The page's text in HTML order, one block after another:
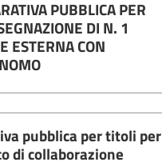
PUBBLICA PER
DI N. 1
ESTERNA CON
pubblica per titoli per
di collaborazione